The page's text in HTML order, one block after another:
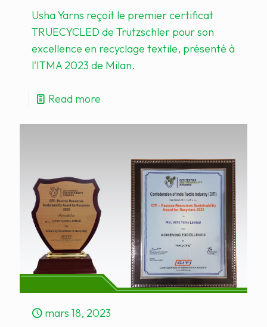
Usha Yarns reçoit le premier certificat
TRUECYCLED de Trützschler pour son
excellence en recyclage textile, présenté à
l'ITMA 2023 de Milan.​
Read more
mars 18, 2023